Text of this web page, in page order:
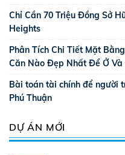
Chỉ Cần 70 Triệu Đồng Sở
Heights
Phân Tích Chi Tiết Mặt
Căn Nào Đẹp Nhất Để Ở Và
Bài toán tài chính để người
Phú Thuận
DỰ ÁN MỚI